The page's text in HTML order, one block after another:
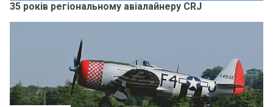
35 років регіональному авіалайнеру CRJ